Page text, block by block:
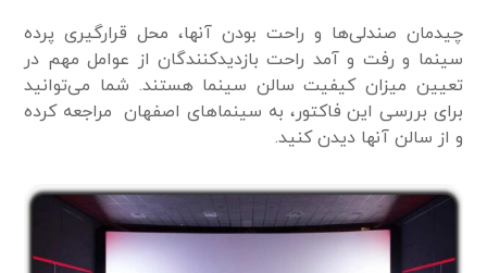
چیدمان صندلی‌ها و راحت بودن آنها، محل قرارگیری پرده
سینما و رفت و آمد راحت بازدیدکنندگان از عوامل مهم در
تعیین میزان کیفیت سالن سینما هستند. شما می‌توانید
برای بررسی این فاکتور، به سینماهای اصفهان مراجعه کرده
و از سالن آنها دیدن کنید.